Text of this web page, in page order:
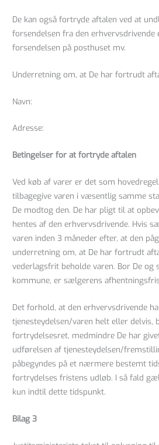
De kan også fortryde aftalen ved at
forsendelsen fra den erhvervsdrivende
forsendelsen på posthuset mv.
Underretning om, at De har fortrudt
Navn:
Adresse:
Betingelser for at fortryde aftalen
Ved køb af varer er det som
tilbagegive varen i væsentlig samme
De modtog den. De har pligt til at
hentes af den erhvervsdrivende. Hvis
varen inden 3 måneder efter, at den
underretning om, at De har fortrudt
vederlagsfrit beholde varen. Bor De og
kommune, er sælgerens
Det forhold, at den erhvervsdrivende
tjenesteydelsen/varen helt eller delvis,
fortrydelsesret, medmindre De har
udførelsen af tjenesteydelsen/
påbegyndes på et nærmere bestemt
fortrydelses fristens udløb. I så fald
kun indtil dette tidspunkt.
Bilag 3